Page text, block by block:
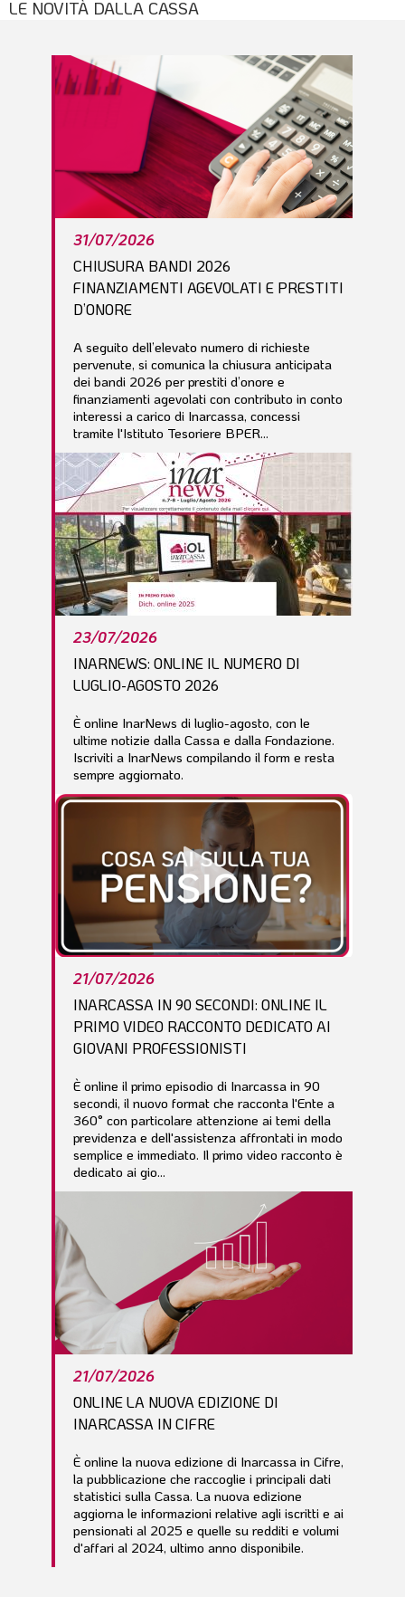
LE NOVITÀ DALLA CASSA
31/07/2026
CHIUSURA BANDI 2026
FINANZIAMENTI AGEVOLATI E PRESTITI
D’ONORE
A seguito dell’elevato numero di richieste
pervenute, si comunica la chiusura anticipata
dei bandi 2026 per prestiti d’onore e
finanziamenti agevolati con contributo in conto
interessi a carico di Inarcassa, concessi
tramite l'Istituto Tesoriere BPER...
23/07/2026
INARNEWS: ONLINE IL NUMERO DI
LUGLIO-AGOSTO 2026
È online InarNews di luglio-agosto, con le
ultime notizie dalla Cassa e dalla Fondazione.
Iscriviti a InarNews compilando il form e resta
sempre aggiornato.
21/07/2026
INARCASSA IN 90 SECONDI: ONLINE IL
PRIMO VIDEO RACCONTO DEDICATO AI
GIOVANI PROFESSIONISTI
È online il primo episodio di Inarcassa in 90
secondi, il nuovo format che racconta l'Ente a
360° con particolare attenzione ai temi della
previdenza e dell'assistenza affrontati in modo
semplice e immediato. Il primo video racconto è
dedicato ai gio...
21/07/2026
ONLINE LA NUOVA EDIZIONE DI
INARCASSA IN CIFRE
È online la nuova edizione di Inarcassa in Cifre,
la pubblicazione che raccoglie i principali dati
statistici sulla Cassa. La nuova edizione
aggiorna le informazioni relative agli iscritti e ai
pensionati al 2025 e quelle su redditi e volumi
d'affari al 2024, ultimo anno disponibile.